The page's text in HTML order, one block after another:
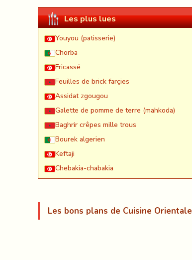
Les plus lues
Youyou (patisserie)
Chorba
Fricassé
Feuilles de brick farçies
Assidat zgougou
Galette de pomme de terre (mahkoda)
Baghrir crêpes mille trous
Bourek algerien
Keftaji
Chebakia-chabakia
Les bons plans de Cuisine Orientale